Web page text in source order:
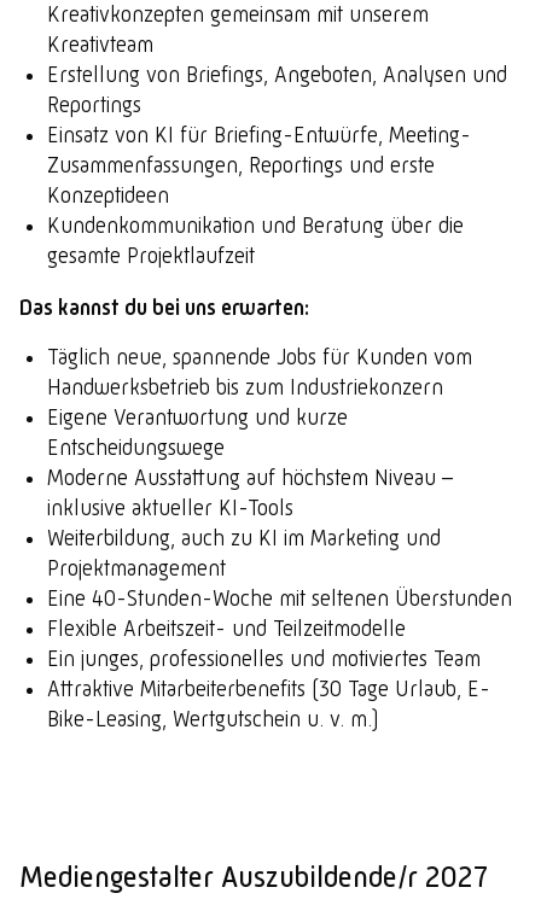
Kreativkonzepten gemeinsam mit unserem
Kreativteam
Erstellung von Briefings, Angeboten, Analysen und
Reportings
Einsatz von KI für Briefing-Entwürfe, Meeting-
Zusammenfassungen, Reportings und erste
Konzeptideen
Kundenkommunikation und Beratung über die
gesamte Projektlaufzeit
Das kannst du bei uns erwarten:
Täglich neue, spannende Jobs für Kunden vom
Handwerksbetrieb bis zum Industriekonzern
Eigene Verantwortung und kurze
Entscheidungswege
Moderne Ausstattung auf höchstem Niveau –
inklusive aktueller KI-Tools
Weiterbildung, auch zu KI im Marketing und
Projektmanagement
Eine 40-Stunden-Woche mit seltenen Überstunden
Flexible Arbeitszeit- und Teilzeitmodelle
Ein junges, professionelles und motiviertes Team
Attraktive Mitarbeiterbenefits (30 Tage Urlaub, E-
Bike-Leasing, Wertgutschein u. v. m.)
Mediengestalter Auszubildende/r 2027